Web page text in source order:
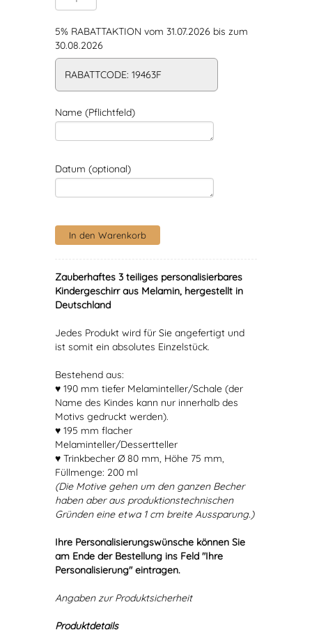
5% RABATTAKTION vom 31.07.2026 bis zum
30.08.2026
RABATTCODE: 19463F
Name (Pflichtfeld)
Datum (optional)
Zauberhaftes 3 teiliges personalisierbares
Kindergeschirr aus Melamin, hergestellt in
Deutschland
Jedes Produkt wird für Sie angefertigt und
ist somit ein absolutes Einzelstück.
Bestehend aus:
♥ 190 mm tiefer Melaminteller/Schale (der
Name des Kindes kann nur innerhalb des
Motivs gedruckt werden).
♥ 195 mm flacher
Melaminteller/Dessertteller
♥ Trinkbecher Ø 80 mm, Höhe 75 mm,
Füllmenge: 200 ml
(Die Motive gehen um den ganzen Becher
haben aber aus produktionstechnischen
Gründen eine etwa 1 cm breite Aussparung.)
Ihre Personalisierungswünsche können Sie
am Ende der Bestellung ins Feld "Ihre
Personalisierung" eintragen.
Angaben zur Produktsicherheit
Produktdetails